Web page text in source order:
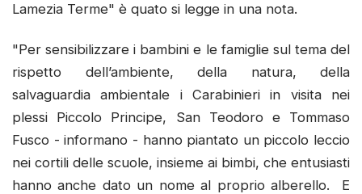
Lamezia Terme" è quato si legge in una nota.
"Per sensibilizzare i bambini e le famiglie sul tema del
rispetto dell’ambiente, della natura, della
salvaguardia ambientale i Carabinieri in visita nei
plessi Piccolo Principe, San Teodoro e Tommaso
Fusco - informano - hanno piantato un piccolo leccio
nei cortili delle scuole, insieme ai bimbi, che entusiasti
hanno anche dato un nome al proprio alberello. E